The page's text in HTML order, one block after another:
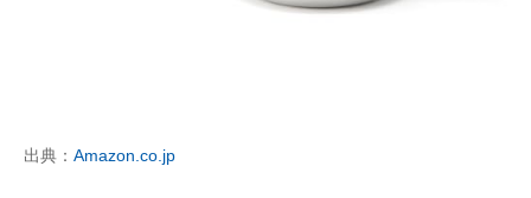
出典： Amazon.co.jp